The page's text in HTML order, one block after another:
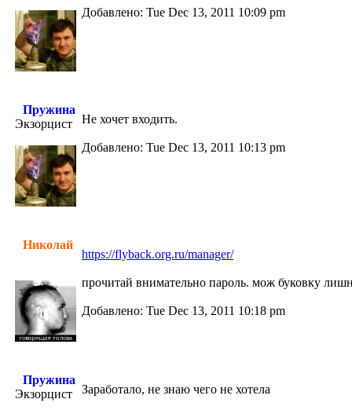
Добавлено: Tue Dec 13, 2011 10:09 pm
Пружина
Экзорцист
Не хочет входить.
Добавлено: Tue Dec 13, 2011 10:13 pm
Николай
https://flyback.org.ru/manager/
прочитай внимательно пароль. мож буковку
Добавлено: Tue Dec 13, 2011 10:18 pm
Пружина
Экзорцист
Заработало, не знаю чего не хотела